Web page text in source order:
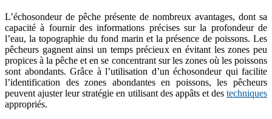
L’échosondeur de pêche présente de nombreux avantages, dont sa
capacité à fournir des informations précises sur la profondeur de
l’eau, la topographie du fond marin et la présence de poissons. Les
pêcheurs gagnent ainsi un temps précieux en évitant les zones peu
propices à la pêche et en se concentrant sur les zones où les poissons
sont abondants. Grâce à l’utilisation d’un échosondeur qui facilite
l’identification des zones abondantes en poissons, les pêcheurs
peuvent ajuster leur stratégie en utilisant des appâts et des techniques
appropriés.